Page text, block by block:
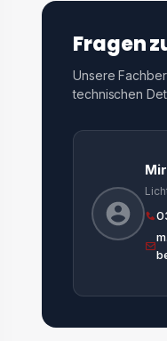
Fragen
Unsere
technischen